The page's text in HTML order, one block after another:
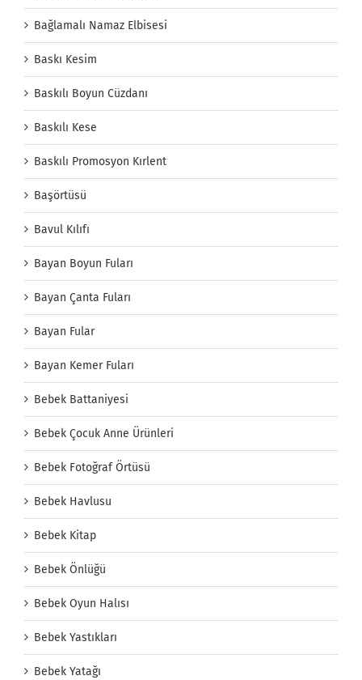
Bağlamalı Namaz Elbisesi
Baskı Kesim
Baskılı Boyun Cüzdanı
Baskılı Kese
Baskılı Promosyon Kırlent
Başörtüsü
Bavul Kılıfı
Bayan Boyun Fuları
Bayan Çanta Fuları
Bayan Fular
Bayan Kemer Fuları
Bebek Battaniyesi
Bebek Çocuk Anne Ürünleri
Bebek Fotoğraf Örtüsü
Bebek Havlusu
Bebek Kitap
Bebek Önlüğü
Bebek Oyun Halısı
Bebek Yastıkları
Bebek Yatağı